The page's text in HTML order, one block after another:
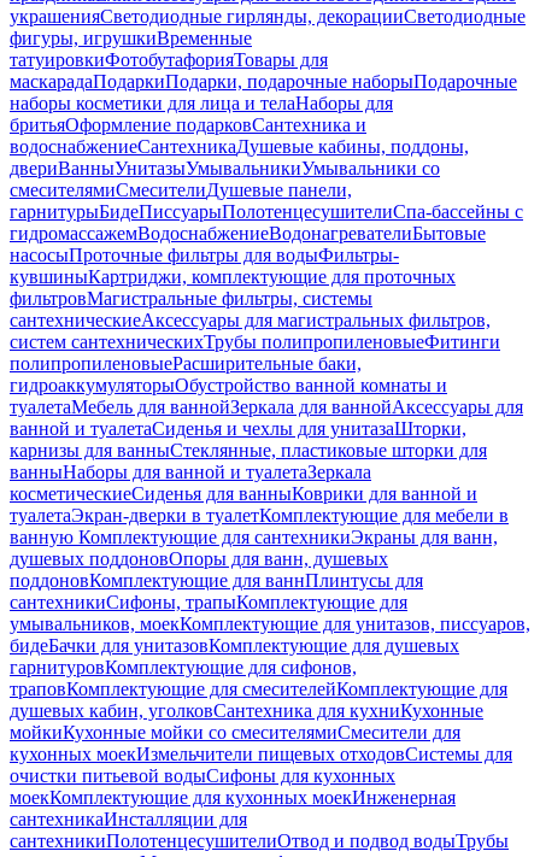
украшенияСветодиодные гирлянды, декорацииСветодиодные
фигуры, игрушкиВременные
татуировкиФотобутафорияТовары для
маскарадаПодаркиПодарки, подарочные наборыПодарочные
наборы косметики для лица и телаНаборы для
бритьяОформление подарковСантехника и
водоснабжениеСантехникаДушевые кабины, поддоны,
двериВанныУнитазыУмывальникиУмывальники со
смесителямиСмесителиДушевые панели,
гарнитурыБидеПиссуарыПолотенцесушителиСпа-бассейны с
гидромассажемВодоснабжениеВодонагревателиБытовые
насосыПроточные фильтры для водыФильтры-
кувшиныКартриджи, комплектующие для проточных
фильтровМагистральные фильтры, системы
сантехническиеАксессуары для магистральных фильтров,
систем сантехническихТрубы полипропиленовыеФитинги
полипропиленовыеРасширительные баки,
гидроаккумуляторыОбустройство ванной комнаты и
туалетаМебель для ваннойЗеркала для ваннойАксессуары для
ванной и туалетаСиденья и чехлы для унитазаШторки,
карнизы для ванныСтеклянные, пластиковые шторки для
ванныНаборы для ванной и туалетаЗеркала
косметическиеСиденья для ванныКоврики для ванной и
туалетаЭкран-дверки в туалетКомплектующие для мебели в
ванную Комплектующие для сантехникиЭкраны для ванн,
душевых поддоновОпоры для ванн, душевых
поддоновКомплектующие для ваннПлинтусы для
сантехникиСифоны, трапыКомплектующие для
умывальников, моекКомплектующие для унитазов, писсуаров,
бидеБачки для унитазовКомплектующие для душевых
гарнитуровКомплектующие для сифонов,
траповКомплектующие для смесителейКомплектующие для
душевых кабин, уголковСантехника для кухниКухонные
мойкиКухонные мойки со смесителямиСмесители для
кухонных моекИзмельчители пищевых отходовСистемы для
очистки питьевой водыСифоны для кухонных
моекКомплектующие для кухонных моекИнженерная
сантехникаИнсталляции для
сантехникиПолотенцесушителиОтвод и подвод водыТрубы